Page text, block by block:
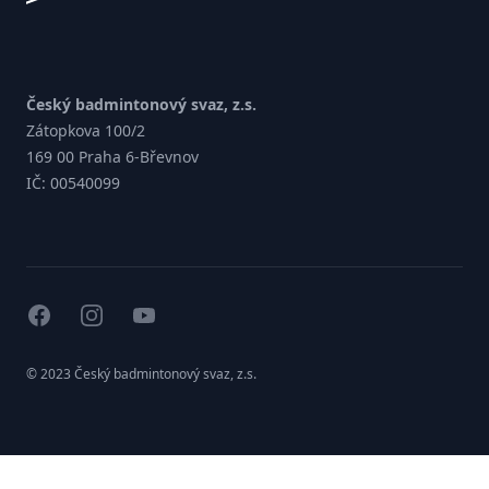
Český badmintonový svaz, z.s.
Zátopkova 100/2
169 00 Praha 6-Břevnov
IČ: 00540099
facebookinstagramyoutube
© 2023 Český badmintonový svaz, z.s.